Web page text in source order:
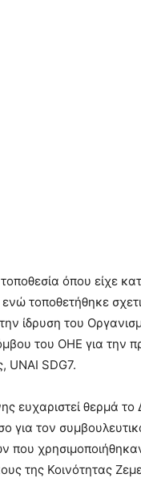
όπου είχε
τοποθετήθηκε
ίδρυση του
του ΟΗΕ για την
UNAI SDG7.
ευχαριστεί θερμά
για τον
που
της Κοινότητας